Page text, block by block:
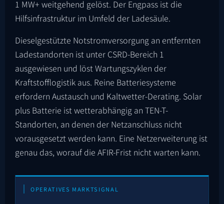
1 MW+ weitgehend gelöst. Der Engpass ist die
Hilfsinfrastruktur im Umfeld der Ladesäule.
Dieselgestützte Notstromversorgung an entfernten
Ladestandorten ist unter CSRD-Bereich 1
ausgewiesen und löst Wartungszyklen der
Kraftstofflogistik aus. Reine Batteriesysteme
erfordern Austausch und Kaltwetter-Derating. Solar
plus Batterie ist wetterabhängig an TEN-T-
Standorten, an denen der Netzanschluss nicht
vorausgesetzt werden kann. Eine Netzerweiterung ist
genau das, worauf die AFIR-Frist nicht warten kann.
OPERATIVES MARKTSIGNAL